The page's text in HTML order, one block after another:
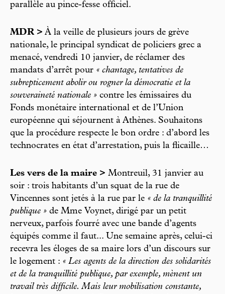
parallèle au pince-fesse officiel.
MDR > À la veille de plusieurs jours de grève
nationale, le principal syndicat de policiers grec a
menacé, vendredi 10 janvier, de réclamer des
mandats d’arrêt pour « chantage, tentatives de
subrepticement abolir ou rogner la démocratie et la
souveraineté nationale » contre les émissaires du
Fonds monétaire international et de l’Union
européenne qui séjournent à Athènes. Souhaitons
que la procédure respecte le bon ordre : d’abord les
technocrates en état d’arrestation, puis la flicaille…
Les vers de la maire > Montreuil, 31 janvier au
soir : trois habitants d’un squat de la rue de
Vincennes sont jetés à la rue par le « de la tranquillité
publique » de Mme Voynet, dirigé par un petit
nerveux, parfois fourré avec une bande d’agents
équipés comme il faut... Une semaine après, celui-ci
recevra les éloges de sa maire lors d’un discours sur
le logement : « Les agents de la direction des solidarités
et de la tranquillité publique, par exemple, mènent un
travail très difficile. Mais leur mobilisation constante,